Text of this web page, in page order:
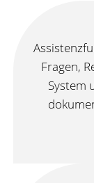
Fragen,
System